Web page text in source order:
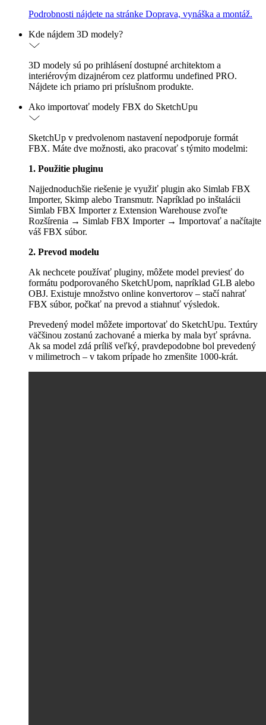
Podrobnosti nájdete na stránke Doprava, vynáška a montáž.
Kde nájdem 3D modely?
3D modely sú po prihlásení dostupné architektom a
interiérovým dizajnérom cez platformu undefined PRO.
Nájdete ich priamo pri príslušnom produkte.
Ako importovať modely FBX do SketchUpu
SketchUp v predvolenom nastavení nepodporuje formát
FBX. Máte dve možnosti, ako pracovať s týmito modelmi:
1. Použitie pluginu
Najjednoduchšie riešenie je využiť plugin ako Simlab FBX
Importer, Skimp alebo Transmutr. Napríklad po inštalácii
Simlab FBX Importer z Extension Warehouse zvoľte
Rozšírenia → Simlab FBX Importer → Importovať a načítajte
váš FBX súbor.
2. Prevod modelu
Ak nechcete používať pluginy, môžete model previesť do
formátu podporovaného SketchUpom, napríklad GLB alebo
OBJ. Existuje množstvo online konvertorov – stačí nahrať
FBX súbor, počkať na prevod a stiahnuť výsledok.
Prevedený model môžete importovať do SketchUpu. Textúry
väčšinou zostanú zachované a mierka by mala byť správna.
Ak sa model zdá príliš veľký, pravdepodobne bol prevedený
v milimetroch – v takom prípade ho zmenšite 1000-krát.